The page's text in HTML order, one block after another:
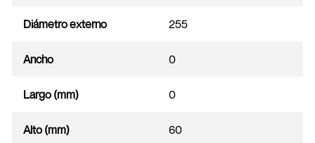
Diámetro externo 255
Ancho 0
Largo (mm) 0
Alto (mm) 60